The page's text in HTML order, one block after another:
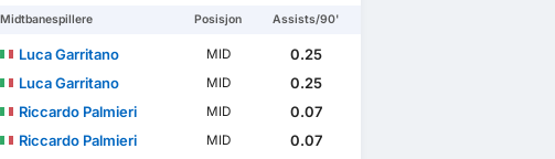
Midtbanespillere Posisjon Assists/90'
Luca Garritano MID
0.25
Luca Garritano
MID
0.25
Riccardo Palmieri
MID
0.07
Riccardo Palmieri
MID
0.07